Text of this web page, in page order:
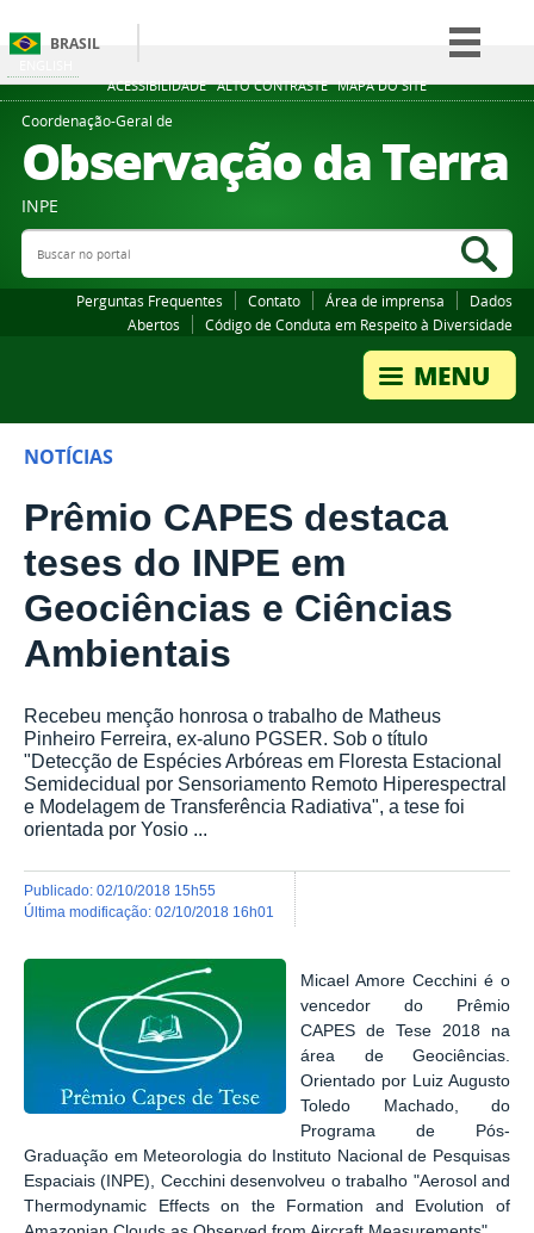
ACESSIBILIDADE ALTO CONTRASTE MAPA DO SITE
BRASIL
Simplifique!
Participe
Legislação
Coordenação-Geral de
Observação da Terra
INPE
Buscar no portal
Perguntas Frequentes Contato Área de imprensa
Dados
Abertos
Código de Conduta em Respeito à Diversidade
NOTÍCIAS
Prêmio CAPES destaca
teses do INPE em
Geociências e Ciências
Ambientais
Recebeu menção honrosa o trabalho de Matheus
Pinheiro Ferreira, ex-aluno PGSER. Sob o título
"Detecção de Espécies Arbóreas em Floresta Estacional
Semidecidual por Sensoriamento Remoto Hiperespectral
e Modelagem de Transferência Radiativa", a tese foi
orientada por Yosio ...
publicado: 02/10/2018 15h55
última modificação: 02/10/2018 16h01
Micael Amore Cecchini é o
vencedor do Prêmio
CAPES de Tese 2018 na
área de Geociências.
Orientado por Luiz Augusto
Toledo Machado, do
Programa de Pós-
Graduação em Meteorologia do Instituto Nacional de Pesquisas
Espaciais (INPE), Cecchini desenvolveu o trabalho "Aerosol and
Thermodynamic Effects on the Formation and Evolution of